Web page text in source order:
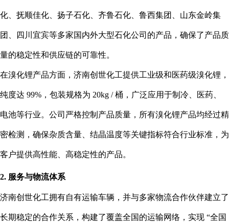
化、抚顺佳化、扬子石化、齐鲁石化、鲁西集团、山东金岭集
团、四川宜宾等多家国内外大型石化公司的产品，确保了产品质
量的稳定性和供应链的可靠性。
在溴化锂产品方面，济南创世化工提供工业级和医药级溴化锂，
纯度达 99%，包装规格为 20kg / 桶，广泛应用于制冷、医药、
电池等行业。公司严格控制产品质量，所有溴化锂产品均经过精
密检测，确保杂质含量、结晶温度等关键指标符合行业标准，为
客户提供高性能、高稳定性的产品。
2. 服务与物流体系
济南创世化工拥有自有运输车辆，并与多家物流合作伙伴建立了
长期稳定的合作关系，构建了覆盖全国的运输网络，实现 “全国